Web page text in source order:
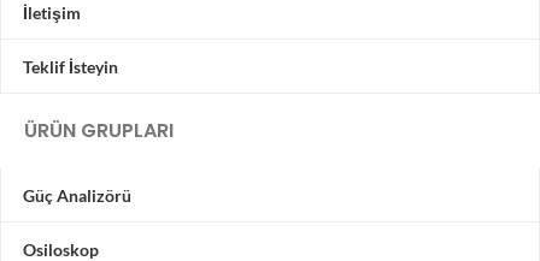
İletişim
Teklif İsteyin
ÜRÜN GRUPLARI
Güç Analizörü
Osiloskop